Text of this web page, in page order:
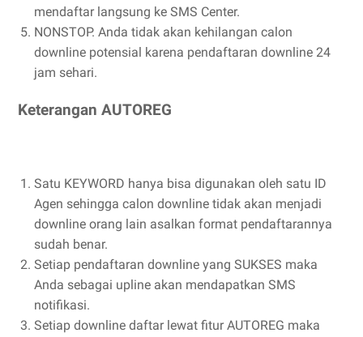
mendaftar langsung ke SMS Center.
NONSTOP. Anda tidak akan kehilangan calon
downline potensial karena pendaftaran downline 24
jam sehari.
Keterangan AUTOREG
Satu KEYWORD hanya bisa digunakan oleh satu ID
Agen sehingga calon downline tidak akan menjadi
downline orang lain asalkan format pendaftarannya
sudah benar.
Setiap pendaftaran downline yang SUKSES maka
Anda sebagai upline akan mendapatkan SMS
notifikasi.
Setiap downline daftar lewat fitur AUTOREG maka